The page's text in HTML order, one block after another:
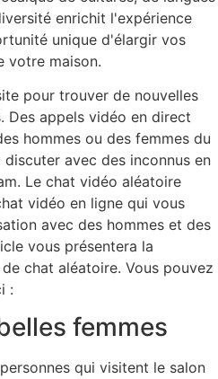
enrichit l'expérience
unique d'élargir vos
votre maison.
pour trouver de nouvelles
Des appels vidéo en direct
hommes ou des femmes du
avec des inconnus en
Le chat vidéo aléatoire
vidéo en ligne qui vous
avec des hommes et des
vous présentera la
chat aléatoire. Vous pouvez
:
femmes
qui visitent le salon